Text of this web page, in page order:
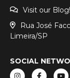
Visit our Blog!
Rua José
Limeira/SP
SOCIAL